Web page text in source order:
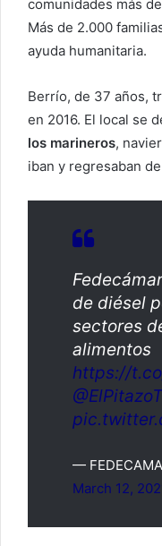
comunidades más
Más de 2.000
ayuda humanitaria.
Berrío, de 37 años,
en 2016. El local se
los marineros,
iban y regresaban
de diésel
sectores
alimentos
https://
—
March 12,